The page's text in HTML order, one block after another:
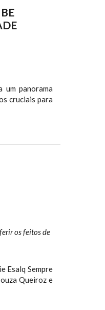
um panorama
cruciais para
os feitos de
Esalq Sempre
Queiroz e